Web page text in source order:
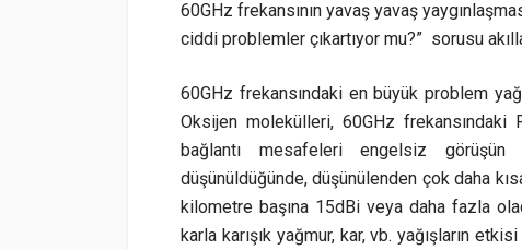
60GHz frekansının yavaş yavaş
ciddi problemler çıkartıyor mu?” sorusu
60GHz frekansındaki en büyük problem
Oksijen molekülleri, 60GHz
bağlantı mesafeleri engelsiz
düşünüldüğünde, düşünülenden çok daha
kilometre başına 15dBi veya daha fazla
karla karışık yağmur, kar, vb. yağışların